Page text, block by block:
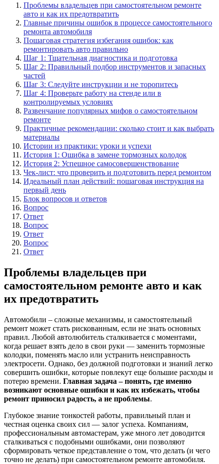
Проблемы владельцев при самостоятельном ремонте
авто и как их предотвратить
Главные причины ошибок в процессе самостоятельного
ремонта автомобиля
Пошаговая стратегия избегания ошибок: как
ремонтировать авто правильно
Шаг 1: Тщательная диагностика и подготовка
Шаг 2: Правильный подбор инструментов и запасных
частей
Шаг 3: Следуйте инструкции и не торопитесь
Шаг 4: Проверьте работу на стенде или в
контролируемых условиях
Развенчание популярных мифов о самостоятельном
ремонте
Практичные рекомендации: сколько стоит и как выбрать
материалы
Истории из практики: уроки и успехи
История 1: Ошибка в замене тормозных колодок
История 2: Успешное самосовершенствование
Чек-лист: что проверить и подготовить перед ремонтом
Идеальный план действий: пошаговая инструкция на
первый день
Блок вопросов и ответов
Вопрос
Ответ
Вопрос
Ответ
Вопрос
Ответ
Проблемы владельцев при
самостоятельном ремонте авто и как
их предотвратить
Автомобили – сложные механизмы, и самостоятельный
ремонт может стать рискованным, если не знать основных
правил. Любой автолюбитель сталкивается с моментами,
когда решает взять дело в свои руки — заменить тормозные
колодки, поменять масло или устранить неисправность
электросети. Однако, без должной подготовки и знаний легко
совершить ошибки, которые повлекут еще большие расходы и
потерю времени. Главная задача – понять, где именно
возникают основные ошибки и как их избежать, чтобы
ремонт приносил радость, а не проблемы.
Глубокое знание тонкостей работы, правильный план и
честная оценка своих сил — залог успеха. Компаниям,
профессиональным автомастерам, уже много лет доводится
сталкиваться с подобными ошибками, они позволяют
сформировать четкое представление о том, что делать (и чего
точно не делать) при самостоятельном ремонте автомобиля.